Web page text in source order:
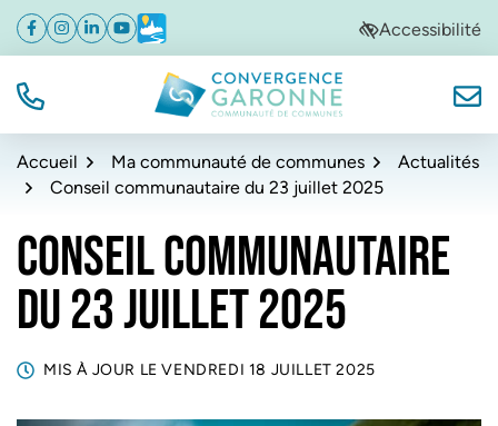
Aller
navigation
Aller
au
Aller
au
de
Facebook
(ouverture dans un nouvel onglet)
Instagram
(ouverture dans un nouvel onglet)
Linkedin
(ouverture dans un nouvel onglet)
YouTube
(ouverture dans un nouvel onglet)
Météo
(ouverture dans un nouvel onglet)Accessibilité
TÉL. Convergence Garonne
Accueil Ma communauté de communes
Actualités
Conseil communautaire du 23 juillet 2025
CONSEIL COMMUNAUTAIRE
DU 23 JUILLET 2025
MIS À JOUR LEVENDREDI 18 JUILLET 2025